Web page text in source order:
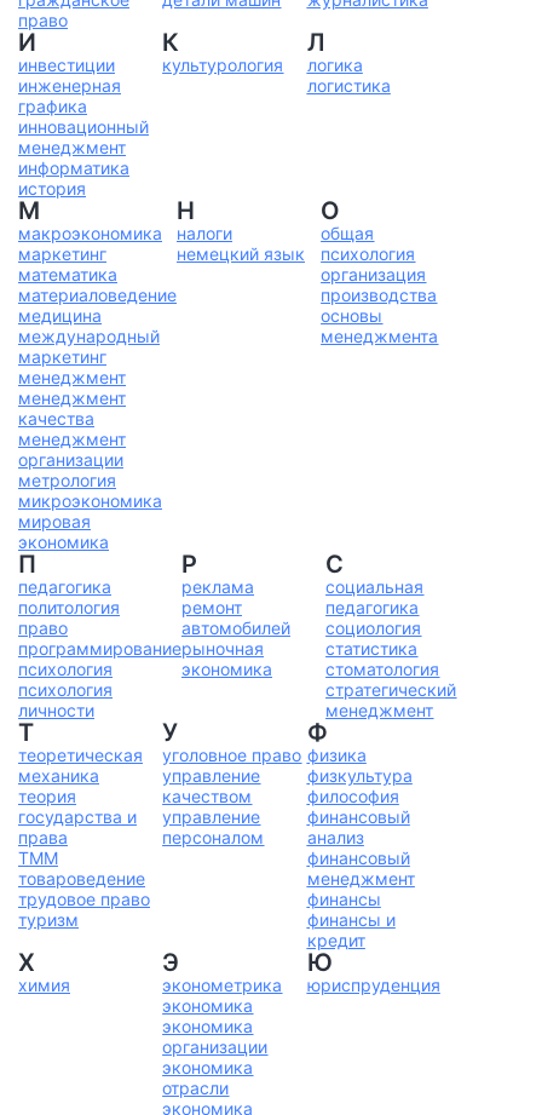
право
И
инвестиции
инженерная
графика
инновационный
менеджмент
информатика
история
К
культурология
Л
логика
логистика
М
макроэкономика
маркетинг
математика
материаловедение
медицина
международный
маркетинг
менеджмент
менеджмент
качества
менеджмент
организации
метрология
микроэкономика
мировая
экономика
Н
налоги
немецкий язык
О
общая
психология
организация
производства
основы
менеджмента
П
педагогика
политология
право
программирование
психология
психология
личности
Р
реклама
ремонт
автомобилей
рыночная
экономика
С
социальная
педагогика
социология
статистика
стоматология
стратегический
менеджмент
Т
теоретическая
механика
теория
государства и
права
ТММ
товароведение
трудовое право
туризм
У
уголовное право
управление
качеством
управление
персоналом
Ф
физика
физкультура
философия
финансовый
анализ
финансовый
менеджмент
финансы
финансы и
кредит
Х
химия
Э
эконометрика
экономика
экономика
организации
экономика
отрасли
экономика
Ю
юриспруденция